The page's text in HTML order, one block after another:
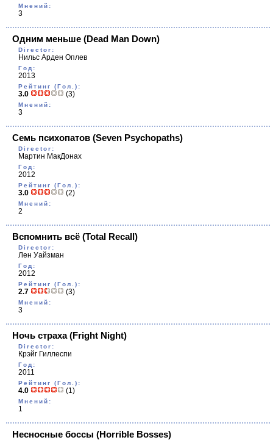
Мнений:
3
Одним меньше (Dead Man Down)
Director:
Нильс Арден Оплев
Год:
2013
Рейтинг (Гол.):
3.0 (3)
Мнений:
3
Семь психопатов (Seven Psychopaths)
Director:
Мартин МакДонах
Год:
2012
Рейтинг (Гол.):
3.0 (2)
Мнений:
2
Вспомнить всё (Total Recall)
Director:
Лен Уайзман
Год:
2012
Рейтинг (Гол.):
2.7 (3)
Мнений:
3
Ночь страха(Fright Night)
Director:
Крэйг Гиллеспи
Год:
2011
Рейтинг (Гол.):
4.0 (1)
Мнений:
1
Несносные боссы (Horrible Bosses)